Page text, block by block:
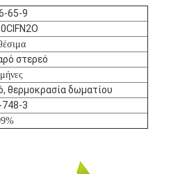
65-9
στερεό
θερμοκρασία δωματίου
748-3